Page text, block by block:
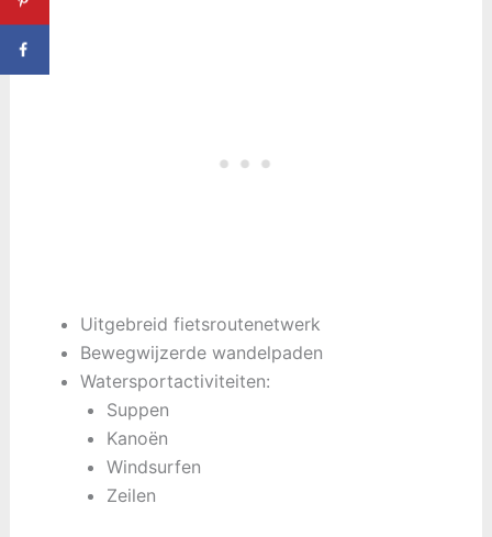
Uitgebreid fietsroutenetwerk
Bewegwijzerde wandelpaden
Watersportactiviteiten:
Suppen
Kanoën
Windsurfen
Zeilen